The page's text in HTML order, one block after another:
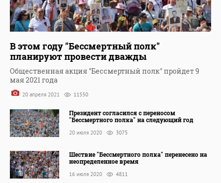
В этом году "Бессмертный полк"
планируют провести дважды
Общественная акция "Бессмертный полк" пройдет 9
мая 2021 года
20 апреля 2021 11550
Президент согласился с переносом
"Бессмертного полка" на следующий год
20 июля 2020 3075
Шествие "Бессмертного полка" перенесено на
неопределенное время
16 июля 2020 4811